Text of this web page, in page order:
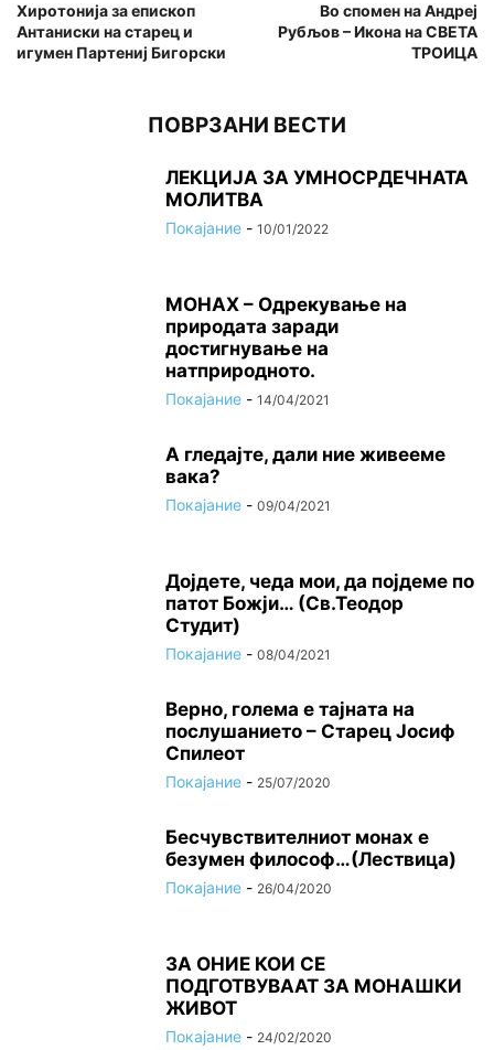
Хиротонија за епископ
Антаниски на старец и
игумен Партениј Бигорски
Во спомен на Андреј
Рубљов – Икона на СВЕТА
ТРОИЦА
ПОВРЗАНИ ВЕСТИ
ЛЕКЦИЈА ЗА УМНОСРДЕЧНАТА
МОЛИТВА
Покајание - 10/01/2022
МОНАХ – Одрекување на
природата заради
достигнување на
натприродното.
Покајание - 14/04/2021
А гледајте, дали ние живееме
вака?
Покајание - 09/04/2021
Дојдете, чеда мои, да појдеме по
патот Божји… (Св.Теодор
Студит)
Покајание - 08/04/2021
Верно, голема е тајната на
послушанието – Старец Јосиф
Спилеот
Покајание - 25/07/2020
Бесчувствителниот монах е
безумен философ…(Лествица)
Покајание - 26/04/2020
ЗА ОНИЕ КОИ СЕ
ПОДГОТВУВААТ ЗА МОНАШКИ
ЖИВОТ
Покајание - 24/02/2020